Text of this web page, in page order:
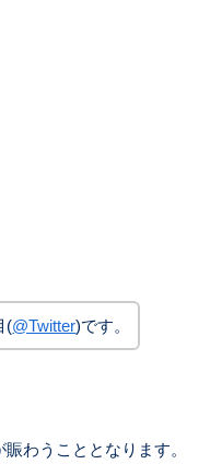
(@Twitter)です。
わうこととなります。